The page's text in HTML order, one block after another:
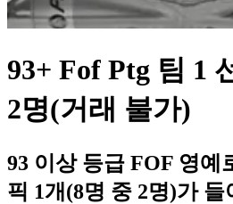
93+ Fof Ptg 팀 1
2명(거래 불가)
93 이상 등급 FOF 영예
픽 1개(8명 중 2명)가 들